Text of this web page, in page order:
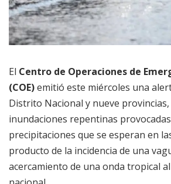
El Centro de Operaciones de
(COE)emitió este miércoles una
Distrito Nacional y nueve
inundaciones repentinas
precipitaciones que se esperan en
producto de la incidencia de una
acercamiento de una onda tropical